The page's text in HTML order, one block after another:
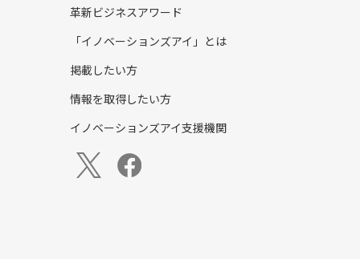
革新ビジネスアワード
「イノベーションズアイ」とは
掲載したい方
情報を取得したい方
イノベーションズアイ支援機関